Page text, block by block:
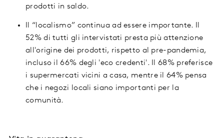
prodotti in saldo.
Il “localismo” continua ad essere importante. Il
52% di tutti gli intervistati presta più attenzione
all'origine dei prodotti, rispetto al pre-pandemia,
incluso il 66% degli 'eco credenti'. Il 68% preferisce
i supermercati vicini a casa, mentre il 64% pensa
che i negozi locali siano importanti per la
comunità.